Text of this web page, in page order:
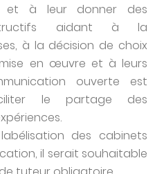
et à leur donner des
aidant à la
à la décision de choix
en œuvre et à leurs
ouverte est
le partage des
des cabinets
il serait souhaitable